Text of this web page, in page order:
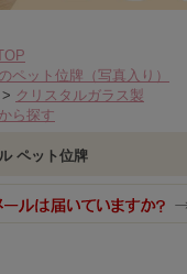
ペット位牌（写真入り）
> クリスタルガラス製
ら探す
ペット位牌